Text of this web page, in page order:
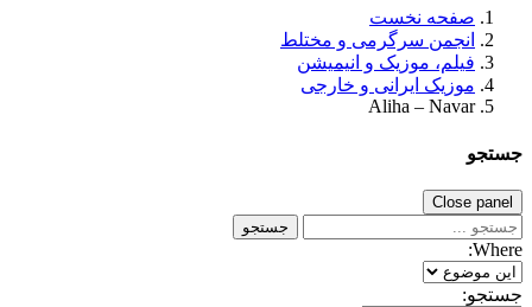
صفحه نخست
انجمن سرگرمی و مختلط
فیلم، موزیک و انیمیشن
موزیک ایرانی و خارجی
Aliha – Navar
جستجو
Close panel
جستجو
Where:
جستجو: